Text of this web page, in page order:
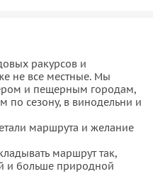
ракурсов и
не все местные. Мы
и пещерным городам,
по сезону, в винодельни и
маршрута и желание
маршрут так,
и больше природной